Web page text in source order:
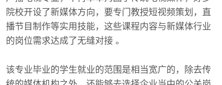
院校开设了新媒体方向，要专门教授短视频策划，直
播节目制作等实用技能，这些课程内容与新媒体行业
的岗位需求达成了无缝对接 。
该专业毕业的学生就业的范围是相当宽广的，除去传